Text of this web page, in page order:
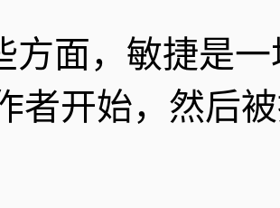
方面，敏捷是
者开始，然后